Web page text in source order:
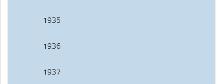
1935
1936
1937